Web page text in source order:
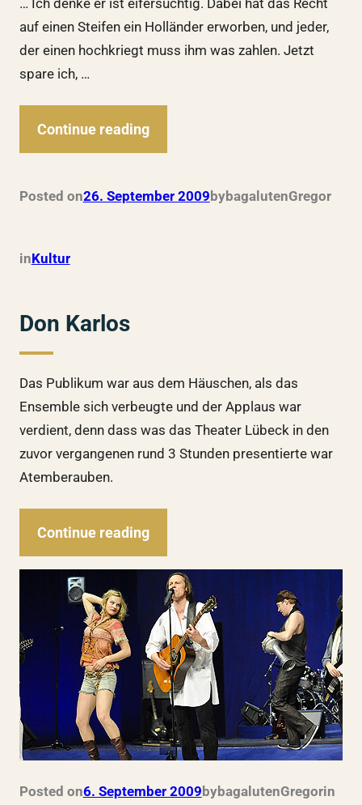
auf einen Steifen ein Holländer erworben, und jeder,
der einen hochkriegt muss ihm was zahlen. Jetzt
spare ich, …
Continue reading
Posted on26. September 2009 bybagalutenGregor
inKultur
Don Karlos
Das Publikum war aus dem Häuschen, als das
Ensemble sich verbeugte und der Applaus war
verdient, denn dass was das Theater Lübeck in den
zuvor vergangenen rund 3 Stunden presentierte war
Atemberauben.
Continue reading
Posted on6. September 2009 bybagalutenGregorin